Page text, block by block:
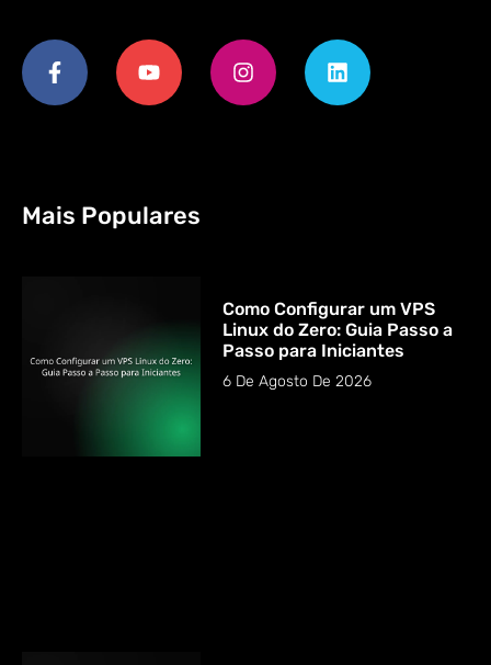
Mais Populares
Como Configurar um VPS
Linux do Zero: Guia Passo a
Passo para Iniciantes
6 De Agosto De 2026